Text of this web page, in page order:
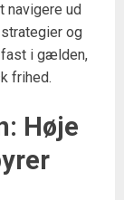
navigere ud
og
fast i gælden,
frihed.
Høje